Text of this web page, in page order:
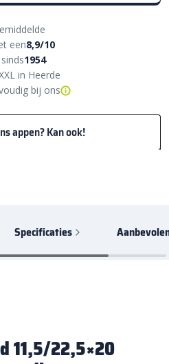
een8,9/10
1954
in Heerde
bij ons
appen? Kan ook!
Specificaties
11,5/22,5×20